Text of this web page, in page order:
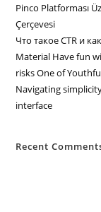
Pinco Platforması
Çerçevesi
Что такое CTR и
Material Have fun
risks One of
Navigating
interface
Recent